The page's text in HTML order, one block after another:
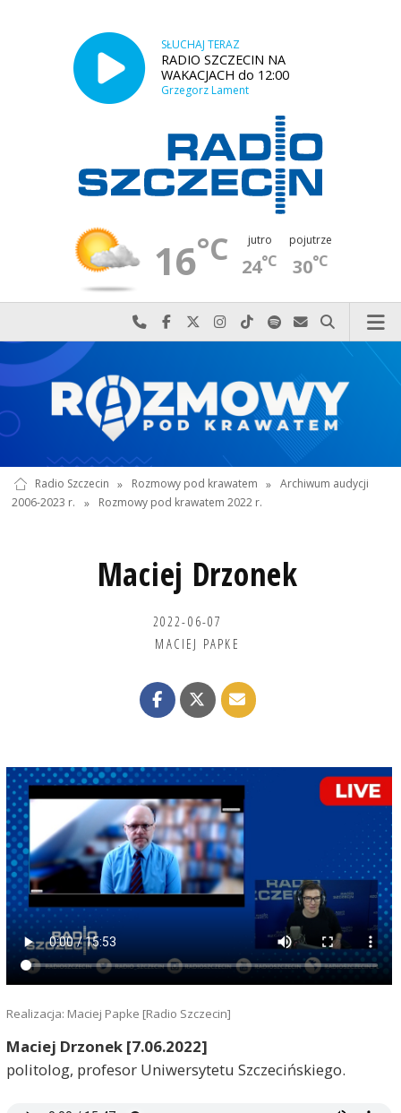
SŁUCHAJ TERAZ
RADIO SZCZECIN NA
WAKACJACH do 12:00
Grzegorz Lament
16°C jutro
24°C
pojutrze
30°C
Najlepiej po prostu do nas zadzwoń
Odwiedź nas na Facebook-u
Odwiedź nas na X
Odwiedź nas na Instagram-ie
Odwiedź nas na TikTok-u
Szukaj nas na Spotify
Wyślij do nas
Szukaj
Radio Szczecin » Rozmowy pod krawatem » Archiwum audycji
2006-2023 r.
» Rozmowy pod krawatem 2022 r.
Maciej Drzonek
2022-06-07
MACIEJ PAPKE
Realizacja: Maciej Papke [Radio Szczecin]
Maciej Drzonek [7.06.2022]
politolog, profesor Uniwersytetu Szczecińskiego.